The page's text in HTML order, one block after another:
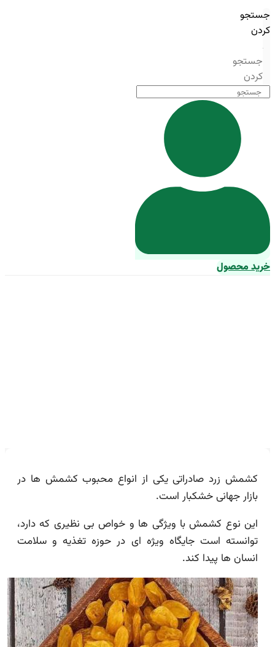
جستجو
کردن
جستجو
کردن
خرید محصول
کشمش زرد صادراتی یکی از انواع محبوب کشمش ها در
بازار جهانی خشکبار است.
این نوع کشمش با ویژگی ها و خواص بی نظیری که دارد،
توانسته است جایگاه ویژه ای در حوزه تغذیه و سلامت
انسان ها پیدا کند.